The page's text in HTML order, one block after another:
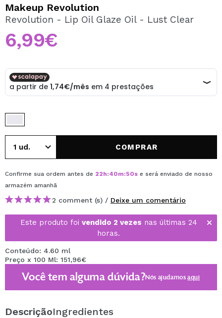
Ao criar uma conta no Maquibeauty.pt pode fazer as suas
compras rapidamente, verificar o estado das suas
encomendas e consultar as suas operações anteriores.
Makeup Revolution
Revolution - Lip Oil Glaze Oil - Lust Clear
6,99€
COMPRAR
Confirme sua ordem antes de 22h:40m:50s e será enviado de nosso
armazém amanhã
2 comment (s) / Deixe um comentário
Este produto foi vendido 2 vezes nas últimas 24
horas.
Conteúdo: 4.60 ml
Preço x 100 Ml: 151,96€
Você tem alguma dúvida?Nós ajudamosaqui
DescriçãoIngredientes